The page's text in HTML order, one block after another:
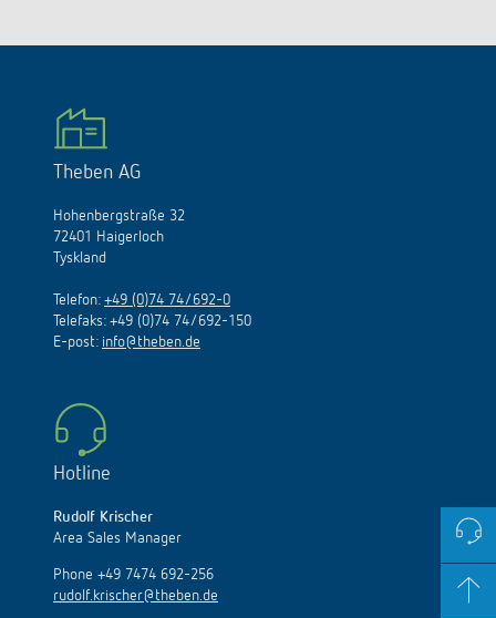
Theben AG
Hohenbergstraße 32
72401 Haigerloch
Tyskland
Telefon: +49 (0)74 74/692-0
Telefaks: +49 (0)74 74/692-150
E-post: info@theben.de
Hotline
Rudolf Krischer
Area Sales Manager
Phone +49 7474 692-256
rudolf.krischer@theben.de